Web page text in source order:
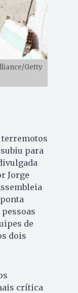
Getty
terremotos
para
Jorge
pessoas
de
dois
crítica